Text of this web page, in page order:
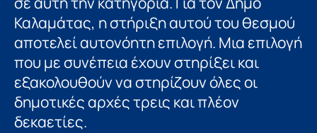
Καλαμάτας, η στήριξη αυτού του θεσμού
αποτελεί αυτονόητη επιλογή. Μια επιλογή
που με συνέπεια έχουν στηρίξει και
εξακολουθούν να στηρίζουν όλες οι
δημοτικές αρχές τρεις και πλέον
δεκαετίες.